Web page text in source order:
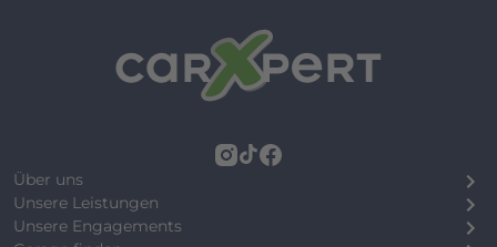
Über uns
Unsere Leistungen
Unsere Engagements